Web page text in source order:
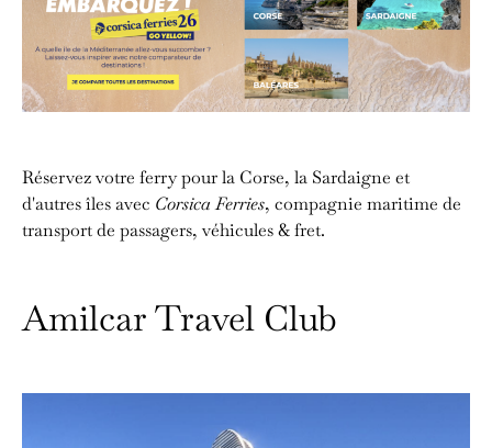
Réservez votre ferry pour la Corse, la Sardaigne et
d'autres îles avec Corsica Ferries, compagnie maritime de
transport de passagers, véhicules & fret.
Amilcar Travel Club